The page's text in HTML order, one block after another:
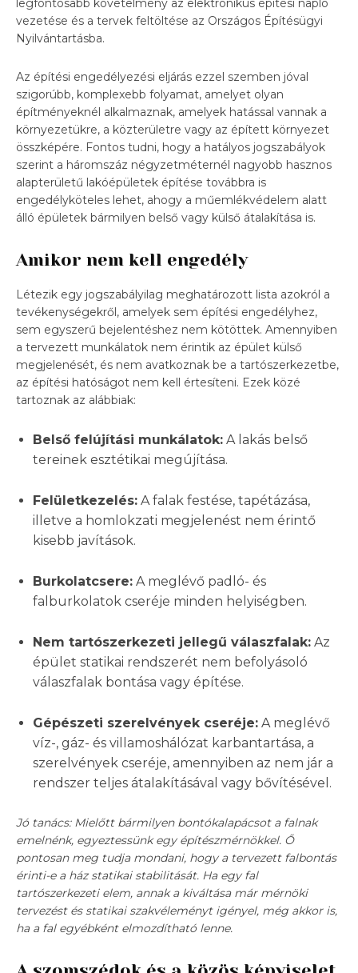
legfontosabb követelmény az elektronikus építési napló
vezetése és a tervek feltöltése az Országos Építésügyi
Nyilvántartásba.
Az építési engedélyezési eljárás ezzel szemben jóval
szigorúbb, komplexebb folyamat, amelyet olyan
építményeknél alkalmaznak, amelyek hatással vannak a
környezetükre, a közterületre vagy az épített környezet
összképére. Fontos tudni, hogy a hatályos jogszabályok
szerint a háromszáz négyzetméternél nagyobb hasznos
alapterületű lakóépületek építése továbbra is
engedélyköteles lehet, ahogy a műemlékvédelem alatt
álló épületek bármilyen belső vagy külső átalakítása is.
Amikor nem kell engedély
Létezik egy jogszabályilag meghatározott lista azokról a
tevékenységekről, amelyek sem építési engedélyhez,
sem egyszerű bejelentéshez nem kötöttek. Amennyiben
a tervezett munkálatok nem érintik az épület külső
megjelenését, és nem avatkoznak be a tartószerkezetbe,
az építési hatóságot nem kell értesíteni. Ezek közé
tartoznak az alábbiak:
Belső felújítási munkálatok: A lakás belső
tereinek esztétikai megújítása.
Felületkezelés: A falak festése, tapétázása,
illetve a homlokzati megjelenést nem érintő
kisebb javítások.
Burkolatcsere: A meglévő padló- és
falburkolatok cseréje minden helyiségben.
Nem tartószerkezeti jellegű válaszfalak: Az
épület statikai rendszerét nem befolyásoló
válaszfalak bontása vagy építése.
Gépészeti szerelvények cseréje: A meglévő
víz-, gáz- és villamoshálózat karbantartása, a
szerelvények cseréje, amennyiben az nem jár a
rendszer teljes átalakításával vagy bővítésével.
Jó tanács: Mielőtt bármilyen bontókalapácsot a falnak
emelnénk, egyeztessünk egy építészmérnökkel. Ő
pontosan meg tudja mondani, hogy a tervezett falbontás
érinti-e a ház statikai stabilitását. Ha egy fal
tartószerkezeti elem, annak a kiváltása már mérnöki
tervezést és statikai szakvéleményt igényel, még akkor is,
ha a fal egyébként elmozdítható lenne.